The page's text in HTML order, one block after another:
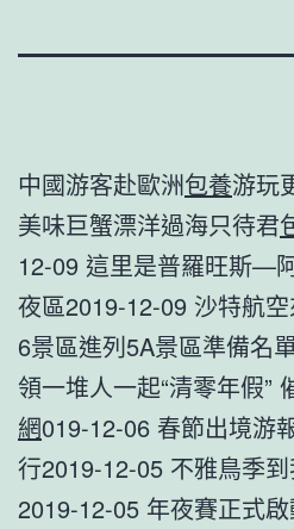
中國游客赴歐洲包養游玩
美味巨蟹漂洋過海只待君
12-09 這里是普羅旺斯—
夜區2019-12-09 沙特航
6景區進列5A景區準備名
領一堆人一起“清零年假”
網019-12-06 春節出境游
行2019-12-05 不雅鳥季
2019-12-05 年夜賽正式